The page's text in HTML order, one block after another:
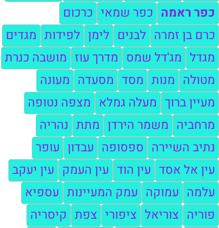
כפר ראמה כפר שמאי כרכום
כרם בן זמרה לבנים לימן לפידות מגדים
מגדל מג'דל שמס מדרך עוז מושבה כנרת
מטולה מנות מסד מסעדה מעונה
מעיין ברוך מעלה גמלא מצפה נטופה
מרחביה משמר הירדן מתת נהריה
נתיב השיירה ספסופה עבדון עופר
עין אל אסד עין הוד עין העמק עין יעקב
עלמה עמוקה עמק המעיינות עספיא
פוריה צוריאל ציפורי צפת קיסריה